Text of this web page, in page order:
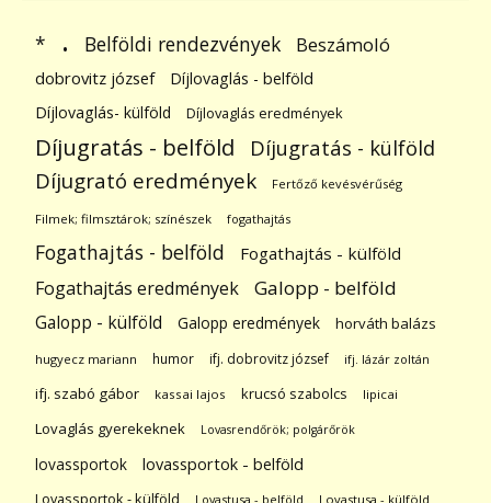
* . Belföldi rendezvények Beszámoló
dobrovitz józsef
Díjlovaglás - belföld
Díjlovaglás- külföld
Díjlovaglás eredmények
Díjugratás - belföld Díjugratás - külföld
Díjugrató eredmények Fertőző kevésvérűség
Filmek; filmsztárok; színészek fogathajtás
Fogathajtás - belföld Fogathajtás - külföld
Fogathajtás eredmények Galopp - belföld
Galopp - külföld Galopp eredmények horváth balázs
hugyecz mariann humor ifj. dobrovitz józsef ifj. lázár zoltán
ifj. szabó gábor kassai lajos krucsó szabolcs lipicai
Lovaglás gyerekeknek Lovasrendőrök; polgárőrök
lovassportok lovassportok - belföld
Lovastusa - belföld Lovastusa - külföld